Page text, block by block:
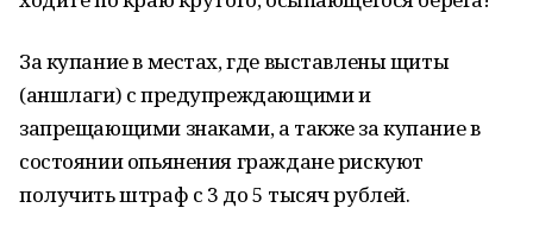
За купание в местах, где выставлены щиты
(аншлаги) с предупреждающими и
запрещающими знаками, а также за купание в
состоянии опьянения граждане рискуют
получить штраф с 3 до 5 тысяч рублей.